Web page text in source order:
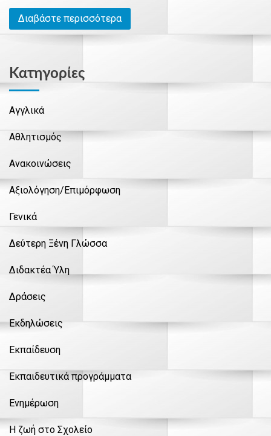
Διαβάστε περισσότερα
Kατηγορίες
Αγγλικά
Αθλητισμός
Ανακοινώσεις
Αξιολόγηση/Επιμόρφωση
Γενικά
Δεύτερη Ξένη Γλώσσα
Διδακτέα Ύλη
Δράσεις
Εκδηλώσεις
Εκπαίδευση
Εκπαιδευτικά προγράμματα
Ενημέρωση
Η ζωή στο Σχολείο